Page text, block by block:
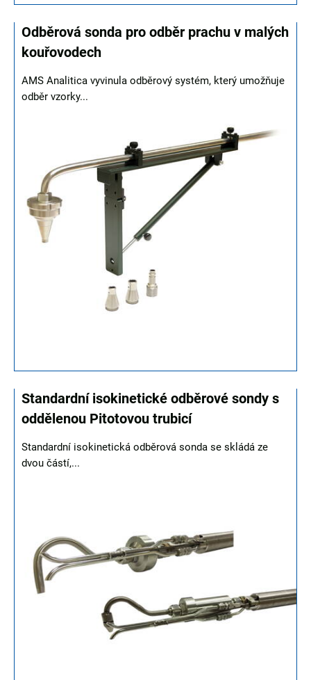
Odběrová sonda pro odběr prachu v malých
kouřovodech
AMS Analitica vyvinula odběrový systém, který umožňuje
odběr vzorky...
Standardní isokinetické odběrové sondy s
oddělenou Pitotovou trubicí
Standardní isokinetická odběrová sonda se skládá ze
dvou částí,...